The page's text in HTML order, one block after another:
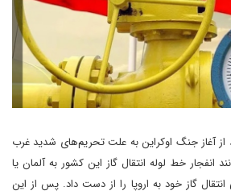
از آغاز جنگ اوکراین به علت تحریم‌های شدید غرب
انفجار خط لوله انتقال گاز این کشور به آلمان یا
انتقال گاز خود به اروپا را از دست داد. پس از این